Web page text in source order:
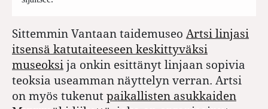
Sittemmin Vantaan taidemuseo Artsi linjasi
itsensä katutaiteeseen keskittyväksi
museoksi ja onkin esittänyt linjaan sopivia
teoksia useamman näyttelyn verran. Artsi
on myös tukenut paikallisten asukkaiden